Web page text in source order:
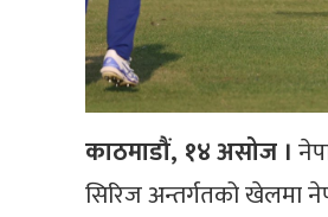
काठमाडौं, १४ असोज ।
सिरिज अन्तर्गतको खेलमा